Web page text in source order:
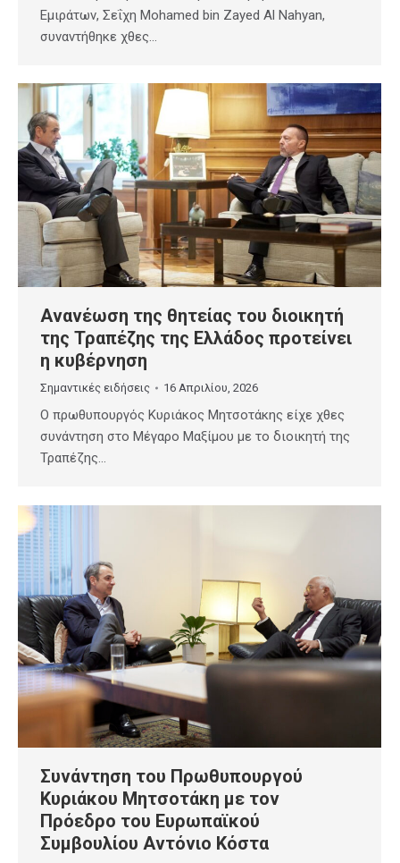
Εμιράτων, Σεΐχη Mohamed bin Zayed Al Nahyan,
συναντήθηκε χθες…
Ανανέωση της θητείας του διοικητή
της Τραπέζης της Ελλάδος προτείνει
η κυβέρνηση
Σημαντικές ειδήσεις 16 Απριλίου, 2026
Ο πρωθυπουργός Κυριάκος Μητσοτάκης είχε χθες
συνάντηση στο Μέγαρο Μαξίμου με το διοικητή της
Τραπέζης…
Συνάντηση του Πρωθυπουργού
Κυριάκου Μητσοτάκη με τον
Πρόεδρο του Ευρωπαϊκού
Συμβουλίου Αντόνιο Κόστα